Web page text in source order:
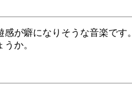
が癖になりそうな音楽で
か。